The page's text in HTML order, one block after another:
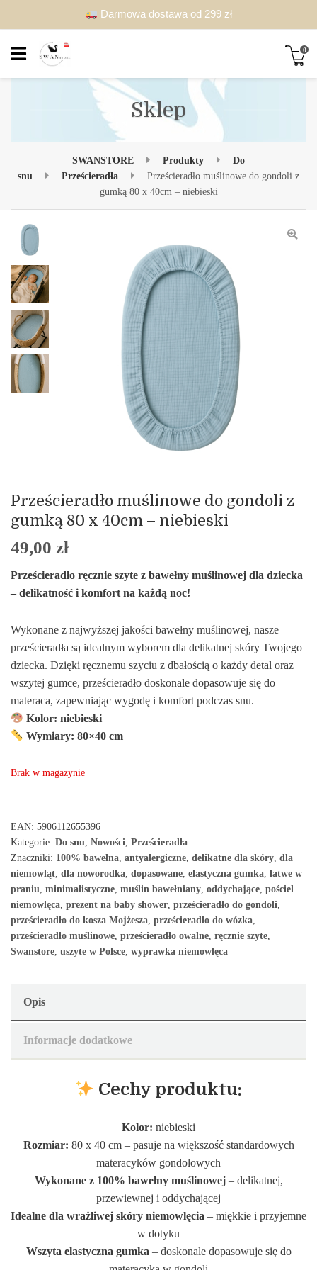
Darmowa dostawa od 299 zł
0
Sklep
SWANSTORE Produkty
Do
snu
Prześcieradła
Prześcieradło muślinowe do gondoli z
gumką 80 x 40cm – niebieski
Prześcieradło muślinowe do gondoli z
gumką 80 x 40cm – niebieski
49,00 zł
Prześcieradło ręcznie szyte z bawełny muślinowej dla dziecka
– delikatność i komfort na każdą noc!
Wykonane z najwyższej jakości bawełny muślinowej, nasze
prześcieradła są idealnym wyborem dla delikatnej skóry Twojego
dziecka. Dzięki ręcznemu szyciu z dbałością o każdy detal oraz
wszytej gumce, prześcieradło doskonale dopasowuje się do
materaca, zapewniając wygodę i komfort podczas snu.
Kolor: niebieski
Wymiary: 80×40 cm
Brak w magazynie
EAN: 5906112655396
Kategorie: Do snu Nowości Prześcieradła
Znaczniki: 100% bawełna antyalergiczne delikatne dla skóry dla
niemowląt dla noworodka dopasowane elastyczna gumka łatwe w
praniu minimalistyczne muślin bawełniany oddychające pościel
niemowlęca prezent na baby shower prześcieradło do gondoli
prześcieradło do kosza Mojżesza prześcieradło do wózka
prześcieradło muślinowe prześcieradło owalne ręcznie szyte
Swanstore uszyte w Polsce wyprawka niemowlęca
Opis
Informacje dodatkowe
Cechy produktu:
Kolor: niebieski
Rozmiar: 80 x 40 cm – pasuje na większość standardowych
materacyków gondolowych
Wykonane z 100% bawełny muślinowej– delikatnej,
przewiewnej i oddychającej
Idealne dla wrażliwej skóry niemowlęcia – miękkie i przyjemne
w dotyku
Wszyta elastyczna gumka – doskonale dopasowuje się do